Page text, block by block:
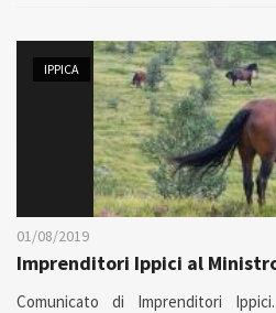
già sono costrette ad una
doppio delle altre.
IPPICA
01/08/2019
Imprenditori Ippici al
Comunicato di Imprenditori